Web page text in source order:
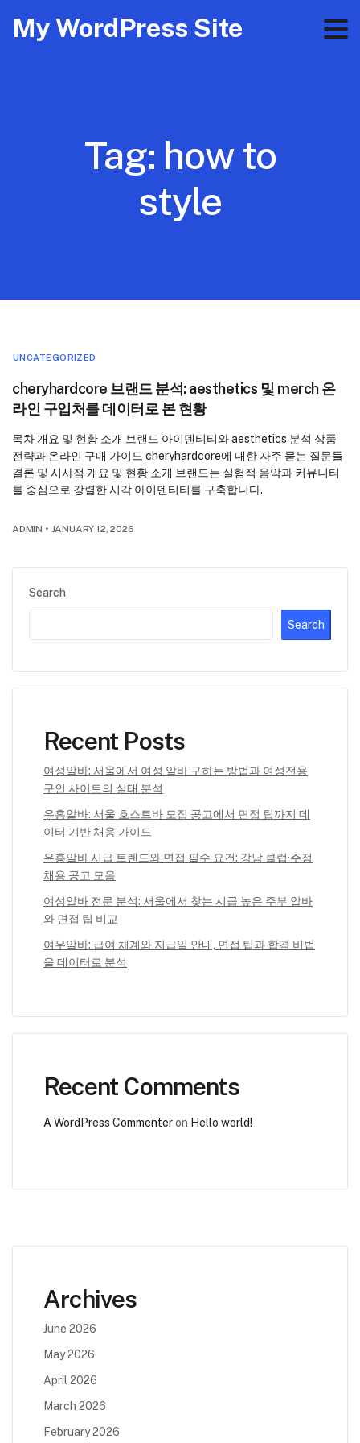
My WordPress Site
Tag: how to
style
Search
Search
Recent Posts
여성알바: 서울에서 여성 알바 구하는 방법과 여성전용
구인 사이트의 실태 분석
유흥알바: 서울 호스트바 모집 공고에서 면접 팁까지 데
이터 기반 채용 가이드
유흥알바 시급 트렌드와 면접 필수 요건: 강남 클럽·주점
채용 공고 모음
여성알바 전문 분석: 서울에서 찾는 시급 높은 주부 알바
와 면접 팁 비교
여우알바: 급여 체계와 지급일 안내, 면접 팁과 합격 비법
을 데이터로 분석
Recent Comments
A WordPress Commenteron Hello world!
UNCATEGORIZED
cheryhardcore 브랜드 분석: aesthetics 및 merch 온
라인 구입처를 데이터로 본 현황
목차 개요 및 현황 소개 브랜드 아이덴티티와 aesthetics 분석 상품
전략과 온라인 구매 가이드 cheryhardcore에 대한 자주 묻는 질문들
결론 및 시사점 개요 및 현황 소개 브랜드는 실험적 음악과 커뮤니티
를 중심으로 강렬한 시각 아이덴티티를 구축합니다.
ADMIN • JANUARY 12, 2026
Archives
June 2026
May 2026
April 2026
March 2026
February 2026